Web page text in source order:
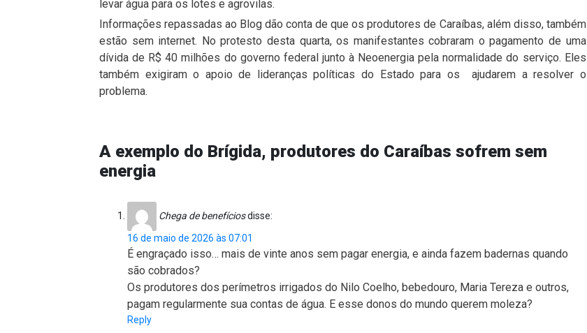
levar água para os lotes e agrovilas.
Informações repassadas ao Blog dão conta de que os produtores de Caraíbas, além disso, também
estão sem internet. No protesto desta quarta, os manifestantes cobraram o pagamento de uma
dívida de R$ 40 milhões do governo federal junto à Neoenergia pela normalidade do serviço. Eles
também exigiram o apoio de lideranças políticas do Estado para os ajudarem a resolver o
problema.
A exemplo do Brígida, produtores do Caraíbas sofrem sem
energia
Chega de benefíciosdisse:
16 de maio de 2026 às 07:01
É engraçado isso… mais de vinte anos sem pagar energia, e ainda fazem badernas quando
são cobrados?
Os produtores dos perímetros irrigados do Nilo Coelho, bebedouro, Maria Tereza e outros,
pagam regularmente sua contas de água. E esse donos do mundo querem moleza?
Reply